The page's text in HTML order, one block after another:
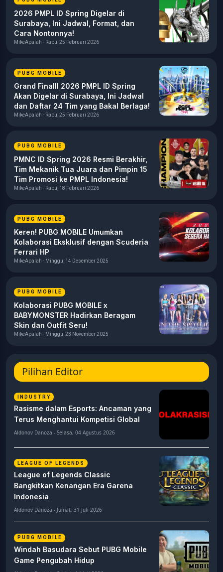
2026 PMPL ID Spring Digelar di
Surabaya, Ini Jadwal, Format, dan
Cara Nontonnya!
MikeApalah - Rabu, 25 Februari 2026
PUBG MOBILE
Grand Finalll 2026 PMPL ID Spring
Akan Digelar di Surabaya, Ini Jadwal
dan Daftar 24 Tim yang Bakal Berlaga!
MikeApalah - Rabu, 25 Februari 2026
PUBG MOBILE
PMNC ID Spring 2026 Resmi Berakhir,
Tim Mekanik Tua Juara dan Pimpin 15
Tim Promosi ke PMPL Indonesia!
MikeApalah - Rabu, 18 Februari 2026
PUBG MOBILE
Keren! PUBG MOBILE Umumkan
Kolaborasi Eksklusif dengan Scuderia
Ferrari HP
MikeApalah - Minggu, 14 Desember 2025
PUBG MOBILE
Kolaborasi PUBG MOBILE x
BABYMONSTER Hadirkan Beragam
Skin dan Outfit Seru!
MikeApalah - Minggu, 23 November 2025
Pilihan Editor
INDUSTRY
Rasisme dalam Esports: Ancaman yang
Terus Menghantui Kompetisi Global
Aldonov Danoza - Selasa, 04 Agustus 2026
LEAGUE OF LEGENDS
League of Legends Classic
Bangkitkan Kenangan Era Garena
Indonesia
Aldonov Danoza - Jumat, 31 Juli 2026
PUBG MOBILE
Windah Basudara Sebut PUBG Mobile
Game Pengubah Hidup